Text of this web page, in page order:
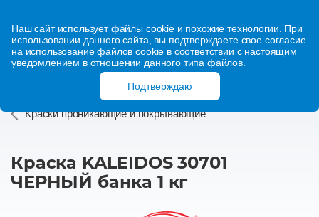
Наш сайт использует файлы cookie и похожие технологии. При
использовании данного сайта, вы подтверждаете свое согласие
на использование файлов cookie в соответствии с настоящим
уведомлением в отношении данного типа файлов.
Подтверждаю
Краски проникающие и покрывающие
Краска KALEIDOS 30701
ЧЕРНЫЙ банка 1 кг